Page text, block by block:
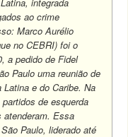
ao crime
Marco Aurélio
no CEBRI) foi o
a pedido de Fidel
Paulo uma reunião de
e do Caribe. Na
de esquerda
atenderam. Essa
Paulo, liderado até